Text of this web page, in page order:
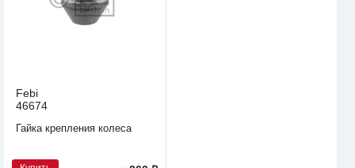
Febi
46674
Гайка крепления колеса